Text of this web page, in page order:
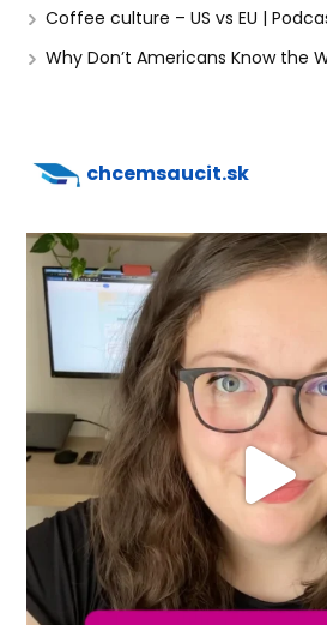
Coffee culture – US vs EU |
Why Don’t Americans Know the
chcemsaucit.sk